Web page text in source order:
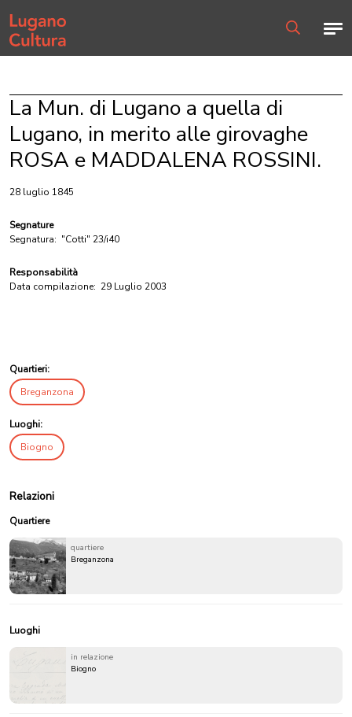
Home page
La Mun. di Lugano a quella di
Lugano, in merito alle girovaghe
ROSA e MADDALENA ROSSINI.
28 luglio 1845
Segnature
Segnatura: "Cotti" 23/i40
Responsabilità
Data compilazione: 29 Luglio 2003
Quartieri:
Breganzona
Luoghi:
Biogno
Relazioni
Quartiere
quartiere
Breganzona
Luoghi
in relazione
Biogno